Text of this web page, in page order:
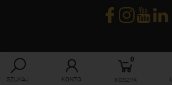
SZUKAJ KONTO
0
KOSZYK